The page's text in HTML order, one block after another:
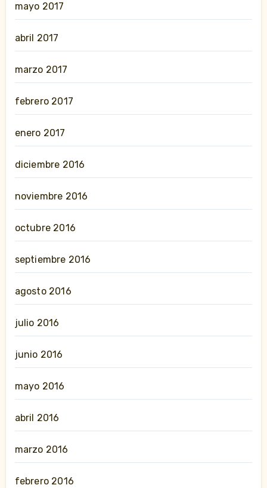
mayo 2017
abril 2017
marzo 2017
febrero 2017
enero 2017
diciembre 2016
noviembre 2016
octubre 2016
septiembre 2016
agosto 2016
julio 2016
junio 2016
mayo 2016
abril 2016
marzo 2016
febrero 2016